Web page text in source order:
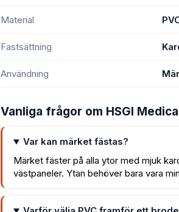
Material
Fastsättning
Användning
Vanliga frågor om HSGI
Var kan märket fästas?
Märket fäster på alla ytor med mjuk
västpaneler. Ytan behöver bara vara